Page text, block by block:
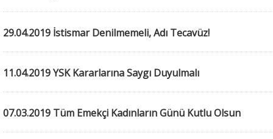
29.04.2019 İstismar Denilmemeli, Adı Tecavüz!
11.04.2019 YSK Kararlarına Saygı Duyulmalı
07.03.2019 Tüm Emekçi Kadınların Günü Kutlu Olsun